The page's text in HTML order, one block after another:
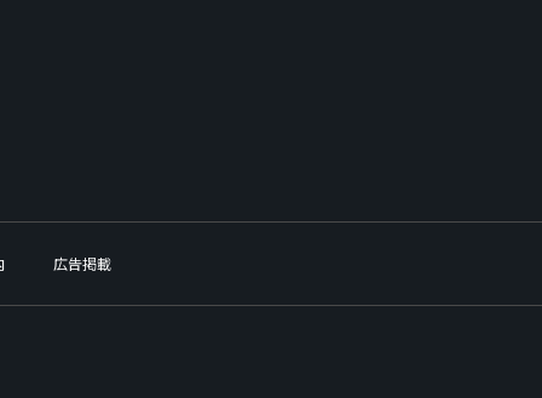
広告掲載